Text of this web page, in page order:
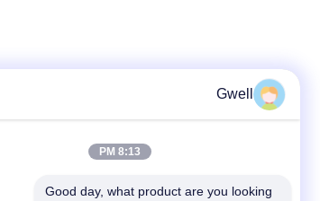
Gwell
8:13 PM
Good day, what product are you looking